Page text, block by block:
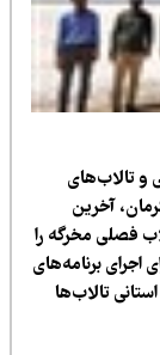
آخرین
مخرگه را
برنامه‌های
تالاب‌ها